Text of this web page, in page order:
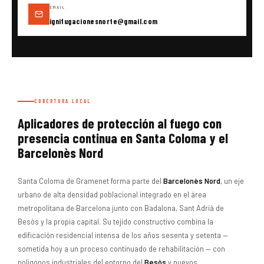
EMAIL
ignifugacionesnorte@gmail.com
COBERTURA LOCAL
Aplicadores de protección al fuego con
presencia continua en Santa Coloma y el
Barcelonès Nord
Santa Coloma de Gramenet forma parte del Barcelonès Nord, un eje
urbano de alta densidad poblacional integrado en el área
metropolitana de Barcelona junto con Badalona, Sant Adrià de
Besòs y la propia capital. Su tejido constructivo combina la
edificación residencial intensa de los años sesenta y setenta —
sometida hoy a un proceso continuado de rehabilitación — con